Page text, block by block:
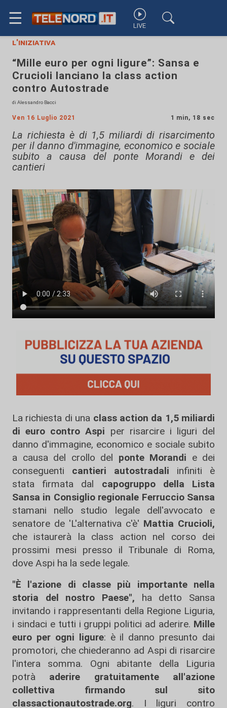
☰ LIVE
l'iniziativa
“Mille euro per ogni ligure”: Sansa e
Crucioli lanciano la class action
contro Autostrade
di Alessandro Bacci
Ven 16 Luglio 2021 1 min, 18 sec
La richiesta è di 1,5 miliardi di risarcimento
per il danno d'immagine, economico e sociale
subito a causa del ponte Morandi e dei
cantieri
La richiesta di una class action da 1,5 miliardi
di euro contro Aspi per risarcire i liguri del
danno d'immagine, economico e sociale subito
a causa del crollo del ponte Morandi e dei
conseguenti cantieri autostradali infiniti è
stata firmata dal capogruppo della Lista
Sansa in Consiglio regionale Ferruccio Sansa
stamani nello studio legale dell'avvocato e
senatore de 'L'alternativa c'è' Mattia Crucioli,
che istaurerà la class action nel corso dei
prossimi mesi presso il Tribunale di Roma,
dove Aspi ha la sede legale.
"È l'azione di classe più importante nella
storia del nostro Paese", ha detto Sansa
invitando i rappresentanti della Regione Liguria,
i sindaci e tutti i gruppi politici ad aderire. Mille
euro per ogni ligure: è il danno presunto dai
promotori, che chiederanno ad Aspi di risarcire
l'intera somma. Ogni abitante della Liguria
potrà aderire gratuitamente all'azione
collettiva firmando sul sito
classactionautostrade.org. I liguri contro